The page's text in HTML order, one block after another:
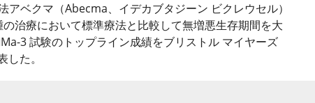
アベクマ（Abecma、イデカブタジーン ビクレウセル）
治療において標準療法と比較して無増悪生存期間を大
3 試験のトップライン成績をブリストル マイヤーズ
した。